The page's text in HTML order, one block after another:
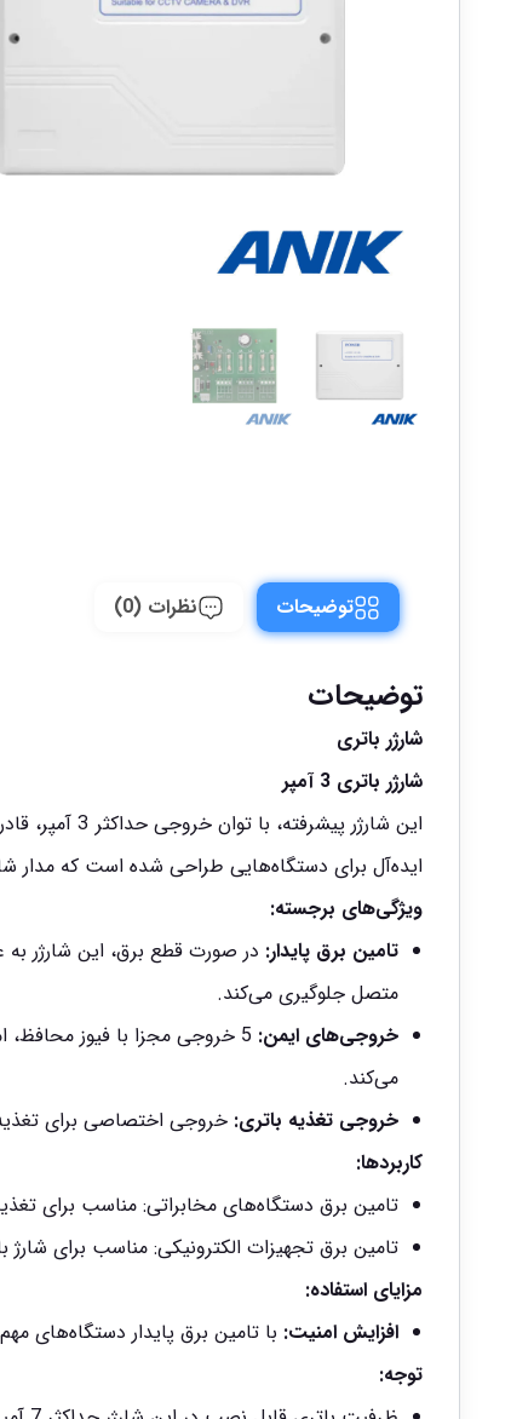
توضیحات نظرات (0)
توضیحات
شارژر باتری
شارژر باتری 3 آمپر
ایده‌آل برای دستگاه‌هایی طراحی شده است که مدار
ویژگی‌های برجسته:
تامین برق پایدار: در صورت قطع برق، این شارژر
متصل جلوگیری می‌کند.
خروجی‌های ایمن:
5 خروجی مجزا با فیوز
می‌کند.
خروجی تغذیه باتری: خروجی اختصاصی برای تغذیه
کاربردها:
تامین برق دستگاه‌های مخابراتی: مناسب برای
تامین برق تجهیزات الکترونیکی: مناسب برای شارژ
مزایای استفاده:
افزایش امنیت: با تامین برق پایدار دستگاه‌های
توجه: